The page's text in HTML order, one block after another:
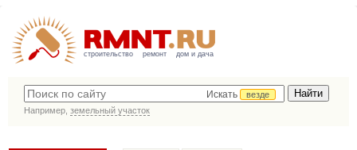
строительство ремонт дом и дача
Искать
везде
Например, земельный участок